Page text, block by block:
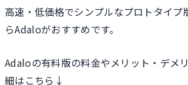
高速・低価格でシンプルなプロトタイプ
らAdaloがおすすめです。
Adaloの有料版の料金やメリット・デメ
細はこちら↓